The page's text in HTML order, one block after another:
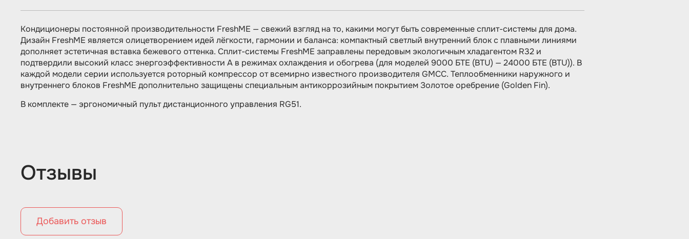
Кондиционеры постоянной производительности FreshME — свежий взгляд на то, какими могут быть современные сплит-системы для дома.
Дизайн FreshME является олицетворением идей лёгкости, гармонии и баланса: компактный светлый внутренний блок с плавными линиями
дополняет эстетичная вставка бежевого оттенка. Сплит-системы FreshME заправлены передовым экологичным хладагентом R32 и
подтвердили высокий класс энергоэффективности A в режимах охлаждения и обогрева (для моделей 9000 БТЕ (BTU) — 24000 БТЕ (BTU)). В
каждой модели серии используется роторный компрессор от всемирно известного производителя GMCC. Теплообменники наружного и
внутреннего блоков FreshME дополнительно защищены специальным антикоррозийным покрытием Золотое оребрение (Golden Fin).
В комплекте — эргономичный пульт дистанционного управления RG51.
Отзывы
Добавить отзыв